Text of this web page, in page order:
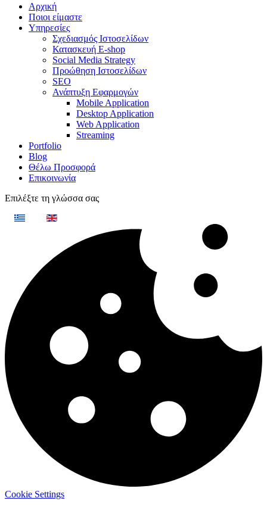
Αρχική
Ποιοι είμαστε
Υπηρεσίες
Σχεδιασμός Ιστοσελίδων
Κατασκευή E-shop
Social Media Strategy
Προώθηση Ιστοσελίδων
SEO
Ανάπτυξη Εφαρμογών
Mobile Application
Desktop Application
Web Application
Streaming
Portfolio
Blog
Θέλω Προσφορά
Επικοινωνία
Επιλέξτε τη γλώσσα σας
Cookie Settings